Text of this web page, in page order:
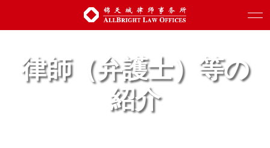
律師（弁護士）等の
紹介